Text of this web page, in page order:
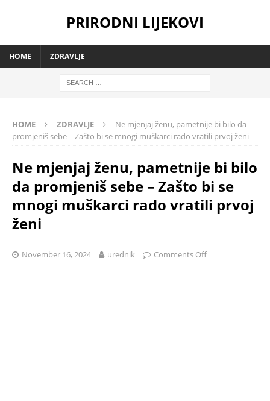
PRIRODNI LIJEKOVI
HOME ZDRAVLJE
HOME ZDRAVLJE
Ne mjenjaj ženu, pametnije bi bilo da
promjeniš sebe – Zašto bi se mnogi muškarci rado vratili prvoj ženi
Ne mjenjaj ženu, pametnije bi bilo
da promjeniš sebe – Zašto bi se
mnogi muškarci rado vratili prvoj
ženi
November 16, 2024 urednik Comments Off